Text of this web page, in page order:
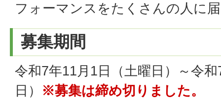
フォーマンスをたくさんの人に
募集期間
令和7年11月1日（土曜日）～令
日） ※募集は締め切りました。